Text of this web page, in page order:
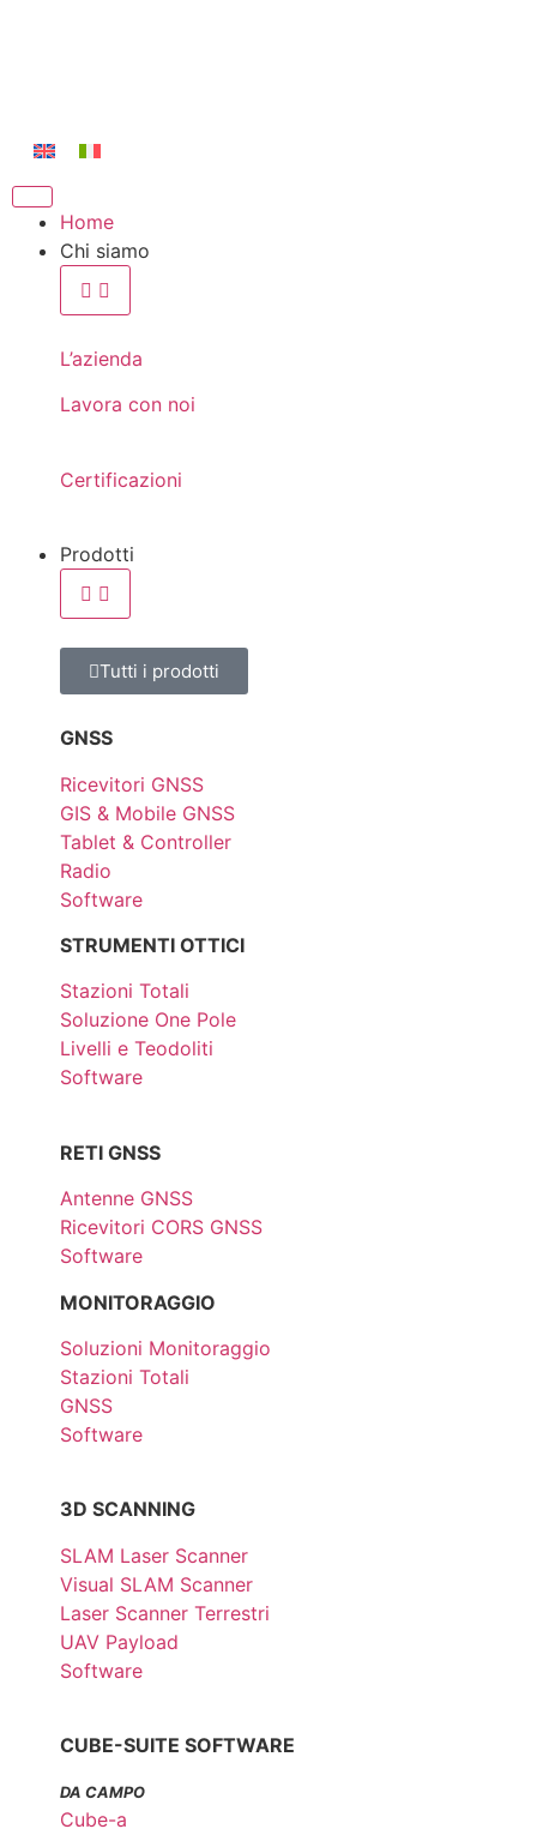
Home
Chi siamo
L’azienda
Lavora con noi
Certificazioni
Prodotti
Tutti i prodotti
GNSS
Ricevitori GNSS
GIS & Mobile GNSS
Tablet & Controller
Radio
Software
STRUMENTI OTTICI
Stazioni Totali
Soluzione One Pole
Livelli e Teodoliti
Software
RETI GNSS
Antenne GNSS
Ricevitori CORS GNSS
Software
MONITORAGGIO
Soluzioni Monitoraggio
Stazioni Totali
GNSS
Software
3D SCANNING
SLAM Laser Scanner
Visual SLAM Scanner
Laser Scanner Terrestri
UAV Payload
Software
CUBE-SUITE SOFTWARE
DA CAMPO
Cube-a